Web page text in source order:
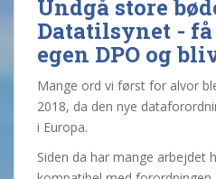
Undgå store
Datatilsynet -
egen DPO og
Mange ord vi først for alvor
2018, da den nye
i Europa.
Siden da har mange arbejdet